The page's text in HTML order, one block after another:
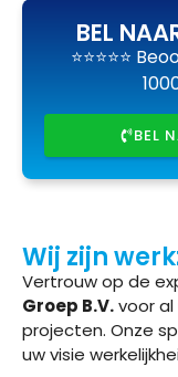
BEL
⭐⭐⭐⭐⭐
BEL
Wij zijn
Vertrouw op de
Groep B.V.voor
projecten. Onze
uw visie